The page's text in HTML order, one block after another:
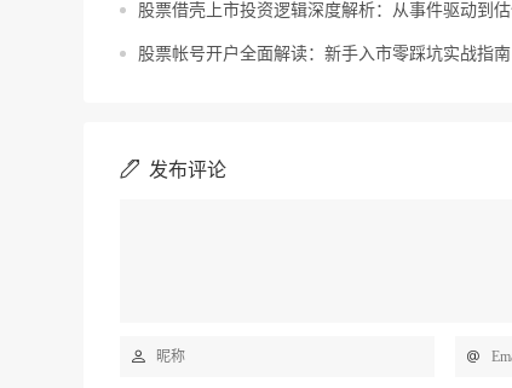
股票借壳上市投资逻辑深度解析：从事件驱动到
股票帐号开户全面解读：新手入市零踩坑实战指南
发布评论